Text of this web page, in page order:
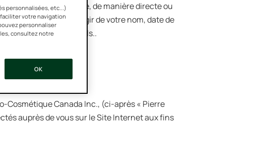
physique et qui révèle, de manière directe ou
exemple, il peut s’agir de votre nom, date de
personnels..
Cosmétique Canada Inc., (ci-après « Pierre
auprès de vous sur le Site Internet aux fins
personnalisées, etc...)
votre navigation
personnaliser
consultez notre
OK